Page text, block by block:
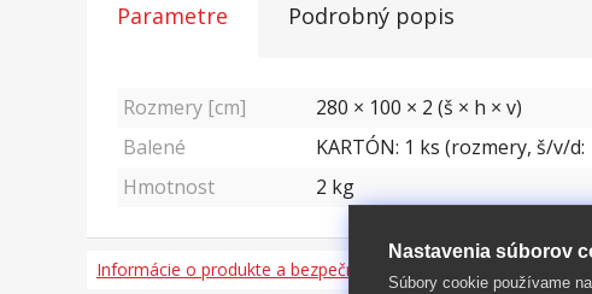
Parametre Podrobný popis
Rozmery [cm]
280 × 100 × 2 (š × h × v)
Balené
KARTÓN: 1 ks (rozmery, š/v/d:
Hmotnost
2 kg
Informácie o produkte a bezpečnosti
Nastavenia súborov
Súbory cookie používame